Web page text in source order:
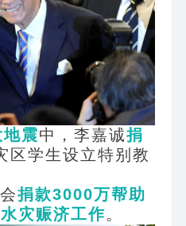
震中，李嘉诚捐
区学生设立特别教
捐款3000万帮助
灾赈济工作。